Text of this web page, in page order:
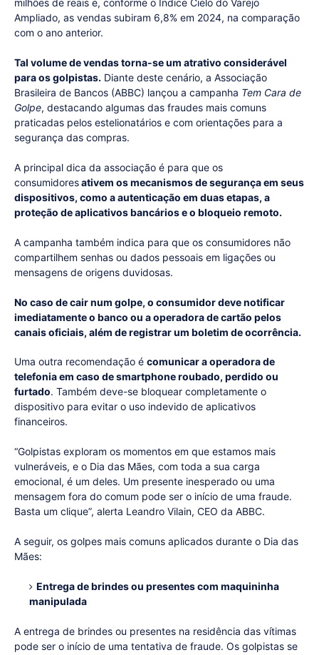
milhões de reais e, conforme o Índice Cielo do Varejo
Ampliado, as vendas subiram 6,8% em 2024, na comparação
com o ano anterior.
Tal volume de vendas torna-se um atrativo considerável
para os golpistas. Diante deste cenário, a Associação
Brasileira de Bancos (ABBC) lançou a campanha Tem Cara de
Golpe, destacando algumas das fraudes mais comuns
praticadas pelos estelionatários e com orientações para a
segurança das compras.
A principal dica da associação é para que os
consumidoresativem os mecanismos de segurança em seus
dispositivos, como a autenticação em duas etapas, a
proteção de aplicativos bancários e o bloqueio remoto.
A campanha também indica para que os consumidores não
compartilhem senhas ou dados pessoais em ligações ou
mensagens de origens duvidosas.
No caso de cair num golpe, o consumidor deve notificar
imediatamente o banco ou a operadora de cartão pelos
canais oficiais, além de registrar um boletim de ocorrência.
Uma outra recomendação é comunicar a operadora de
telefonia em caso de smartphone roubado, perdido ou
furtado. Também deve-se bloquear completamente o
dispositivo para evitar o uso indevido de aplicativos
financeiros.
“Golpistas exploram os momentos em que estamos mais
vulneráveis, e o Dia das Mães, com toda a sua carga
emocional, é um deles. Um presente inesperado ou uma
mensagem fora do comum pode ser o início de uma fraude.
Basta um clique”, alerta Leandro Vilain, CEO da ABBC.
A seguir, os golpes mais comuns aplicados durante o Dia das
Mães:
Entrega de brindes ou presentes com maquininha
manipulada
A entrega de brindes ou presentes na residência das vítimas
pode ser o início de uma tentativa de fraude. Os golpistas se